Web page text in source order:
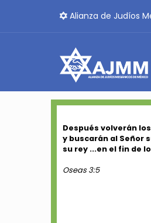
Alianza de Judíos
Después volverán los
y buscarán al Señor
su rey ...en el fin de
Oseas 3:5